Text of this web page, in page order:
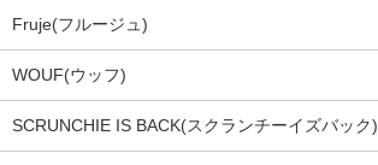
Fruje(フルージュ)
WOUF(ウッフ)
SCRUNCHIE IS BACK(スクランチーイズバック)